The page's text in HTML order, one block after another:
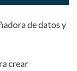
de datos y
crear